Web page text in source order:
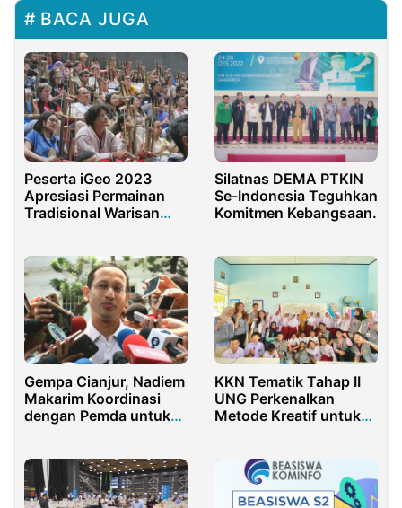
BACA JUGA
Peserta iGeo 2023
Apresiasi Permainan
Tradisional Warisan
Silatnas DEMA PTKIN
Se-Indonesia Teguhkan
Komitmen Kebangsaan.
Gempa Cianjur, Nadiem
Makarim Koordinasi
dengan Pemda untuk
KKN Tematik Tahap II
UNG Perkenalkan
Metode Kreatif untuk